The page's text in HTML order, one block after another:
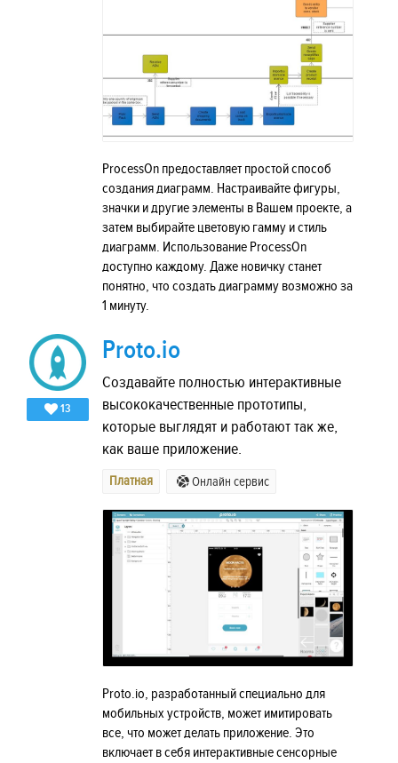
ProcessOn предоставляет простой способ
создания диаграмм. Настраивайте фигуры,
значки и другие элементы в Вашем проекте, а
затем выбирайте цветовую гамму и стиль
диаграмм. Использование ProcessOn
доступно каждому. Даже новичку станет
понятно, что создать диаграмму возможно за
1 минуту.
13
Proto.io
Создавайте полностью интерактивные
высококачественные прототипы,
которые выглядят и работают так же,
как ваше приложение.
Платная Онлайн сервис
Proto.io, разработанный специально для
мобильных устройств, может имитировать
все, что может делать приложение. Это
включает в себя интерактивные сенсорные